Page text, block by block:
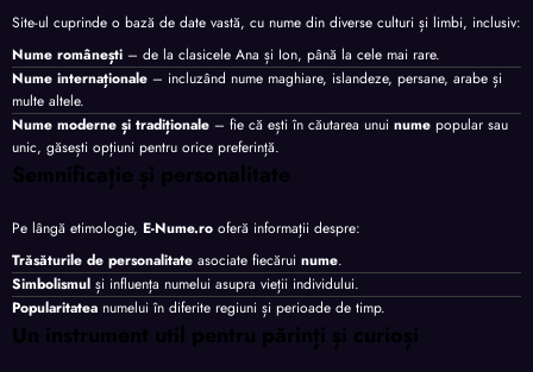
Site-ul cuprinde o bază de date vastă, cu nume din diverse culturi și limbi, inclusiv:
Nume românești – de la clasicele Ana și Ion, până la cele mai rare.
Nume internaționale – incluzând nume maghiare, islandeze, persane, arabe și
multe altele.
Nume moderne și tradiționale – fie că ești în căutarea unui nume popular sau
unic, găsești opțiuni pentru orice preferință.
Semnificație și personalitate
Pe lângă etimologie, E-Nume.ro oferă informații despre:
Trăsăturile de personalitate asociate fiecărui nume.
Simbolismul și influența numelui asupra vieții individului.
Popularitatea numelui în diferite regiuni și perioade de timp.
Un instrument util pentru părinți și curioși